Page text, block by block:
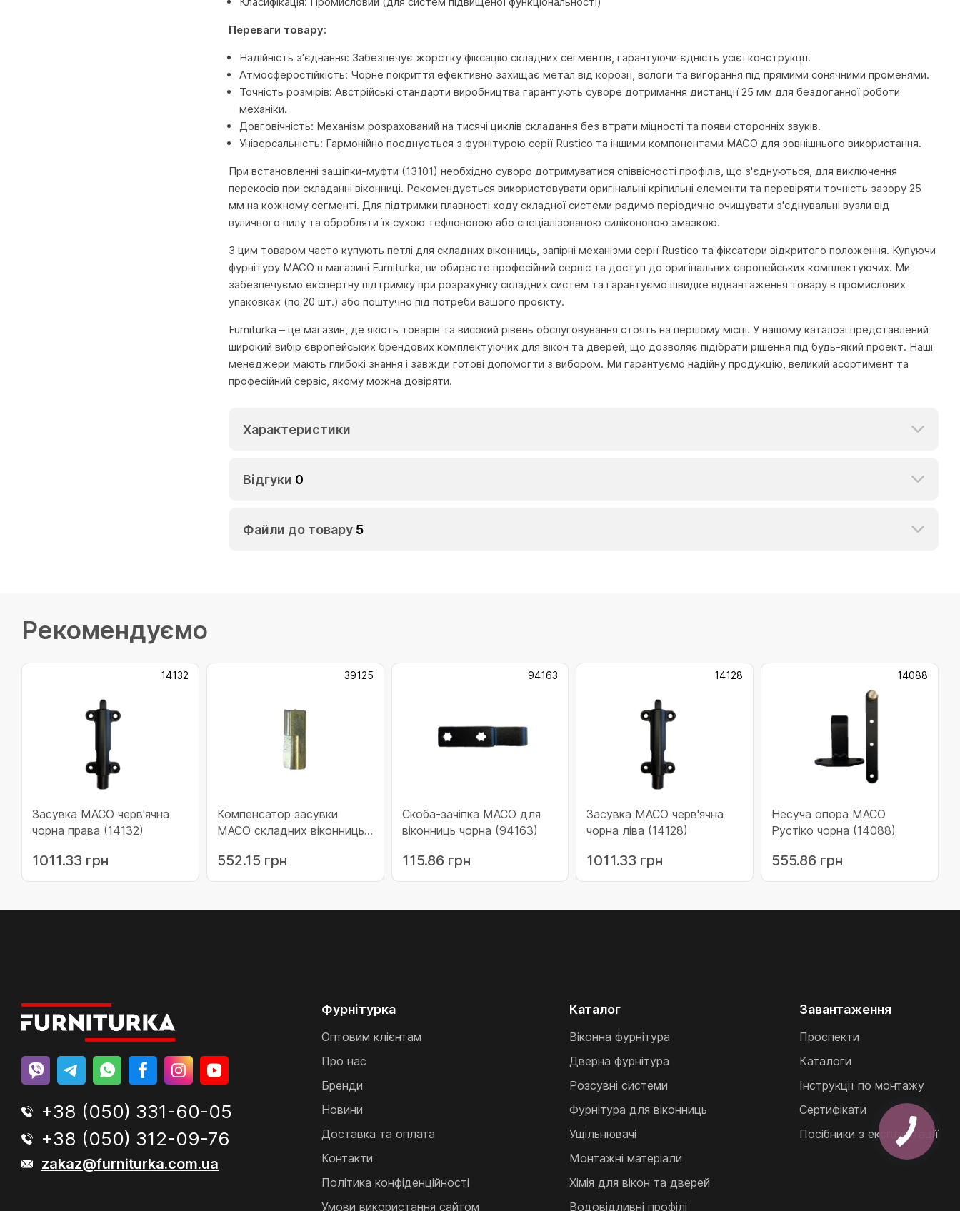
Переваги товару:
Надійність з'єднання: Забезпечує жорстку фіксацію складних сегментів, гарантуючи єдність усієї конструкції.
Атмосферостійкість: Чорне покриття ефективно захищає метал від корозії, вологи та вигорання під прямими сонячними променями.
Точність розмірів: Австрійські стандарти виробництва гарантують суворе дотримання дистанції 25 мм для бездоганної роботи
механіки.
Довговічність: Механізм розрахований на тисячі циклів складання без втрати міцності та появи сторонніх звуків.
Універсальність: Гармонійно поєднується з фурнітурою серії Rustico та іншими компонентами MACO для зовнішнього використання.
При встановленні защіпки-муфти (13101) необхідно суворо дотримуватися співвісності профілів, що з'єднуються, для виключення
перекосів при складанні віконниці. Рекомендується використовувати оригінальні кріпильні елементи та перевіряти точність зазору 25
мм на кожному сегменті. Для підтримки плавності ходу складної системи радимо періодично очищувати з'єднувальні вузли від
вуличного пилу та обробляти їх сухою тефлоновою або спеціалізованою силіконовою змазкою.
З цим товаром часто купують петлі для складних віконниць, запірні механізми серії Rustico та фіксатори відкритого положення. Купуючи
фурнітуру MACO в магазині Furniturka, ви обираєте професійний сервіс та доступ до оригінальних європейських комплектуючих. Ми
забезпечуємо експертну підтримку при розрахунку складних систем та гарантуємо швидке відвантаження товару в промислових
упаковках (по 20 шт.) або поштучно під потреби вашого проєкту.
Furniturka – це магазин, де якість товарів та високий рівень обслуговування стоять на першому місці. У нашому каталозі представлений
широкий вибір європейських брендових комплектуючих для вікон та дверей, що дозволяє підібрати рішення під будь-який проект. Наші
менеджери мають глибокі знання і завжди готові допомогти з вибором. Ми гарантуємо надійну продукцію, великий асортимент та
професійний сервіс, якому можна довіряти.
Характеристики
Відгуки 0
Файли до товару 5
Рекомендуємо
14132
Засувка MACO черв'ячна
чорна права (14132)
1011.33 грн
39125
Компенсатор засувки
MACO складних віконниць
552.15 грн
94163
Скоба-зачіпка MACO для
віконниць чорна (94163)
115.86 грн
14128
Засувка MACO черв'ячна
чорна ліва (14128)
1011.33 грн
14088
Несуча опора MACO
Рустіко чорна (14088)
555.86 грн
+38 (050) 331-60-05
+38 (050) 312-09-76
zakaz@furniturka.com.ua
Фурнітурка
Оптовим клієнтам
Про нас
Бренди
Новини
Доставка та оплата
Контакти
Політика конфіденційності
Умови використання сайтом
Каталог
Віконна фурнітура
Дверна фурнітура
Розсувні системи
Фурнітура для віконниць
Ущільнювачі
Монтажні матеріали
Хімія для вікон та дверей
Водовідливні профілі
Завантаження
Проспекти
Каталоги
Інструкції по монтажу
Сертифікати
Посібники з експлуатації